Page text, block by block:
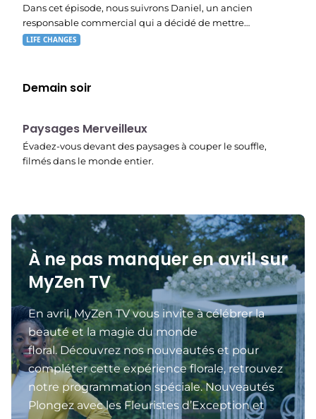
Dans cet épisode, nous suivrons Daniel, un ancien
responsable commercial qui a décidé de mettre…
LIFE CHANGES
Demain soir
22:40
Paysages Merveilleux
Évadez-vous devant des paysages à couper le souffle,
filmés dans le monde entier.
À ne pas manquer en avril sur
MyZen TV
En avril, MyZen TV vous invite à célébrer la
beauté et la magie du monde
floral. Découvrez nos nouveautés et pour
compléter cette expérience florale, retrouvez
notre programmation spéciale. Nouveautés
Plongez avec les Fleuristes d’Exception et